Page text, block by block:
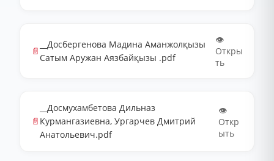
📄
__Досбергенова Мадина Аманжолқызы
Сатым Аружан Аязбайқызы .pdf
👁️
Откры
ть
📄
__Досмухамбетова Дильназ
Курмангазиевна, Ургарчев Дмитрий
Анатольевич.pdf
👁️
Откр
ыть